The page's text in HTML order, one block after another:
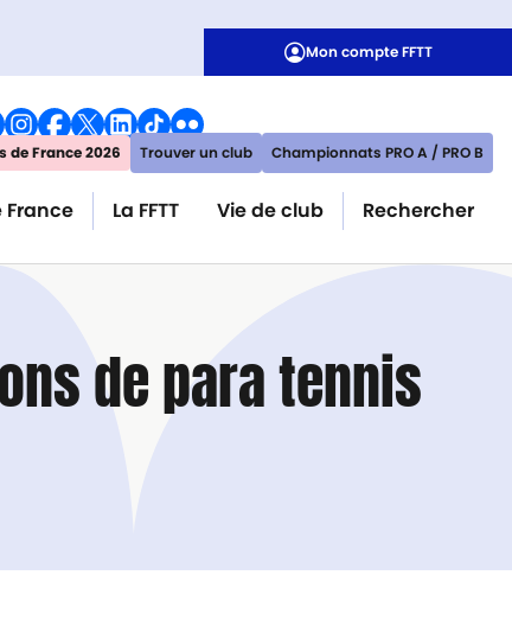
Mon compte FFTT
France 2026 Trouver un club Championnats PRO A / PRO B
France La FFTT Vie de club Rechercher
de para tennis